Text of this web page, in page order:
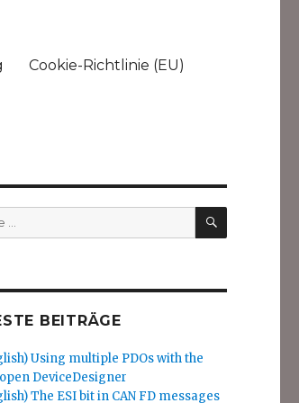
Cookie-Richtlinie (EU)
SUCHEN
BEITRÄGE
Using multiple PDOs with the
DeviceDesigner
The ESI bit in CAN FD messages